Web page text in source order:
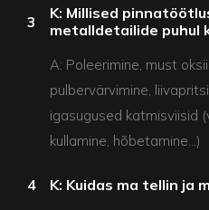
3
K: Millised
metalldetailide puhul
A: Poleerimine, must
pulbervärvimine,
igasugused katmisviisid
kullamine, hõbetamine...)
4 K: Kuidas ma tellin ja